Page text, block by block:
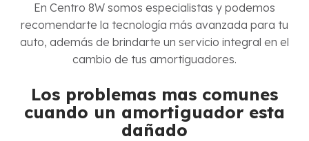
En Centro 8W somos especialistas y podemos
recomendarte la tecnología más avanzada para tu
auto, además de brindarte un servicio integral en el
cambio de tus amortiguadores.
Los problemas mas comunes
cuando un amortiguador esta
dañado